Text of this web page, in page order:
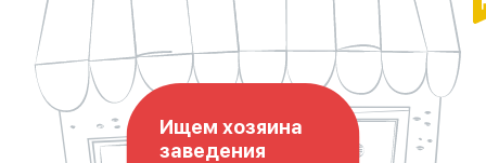
Ищем хозяина
заведения